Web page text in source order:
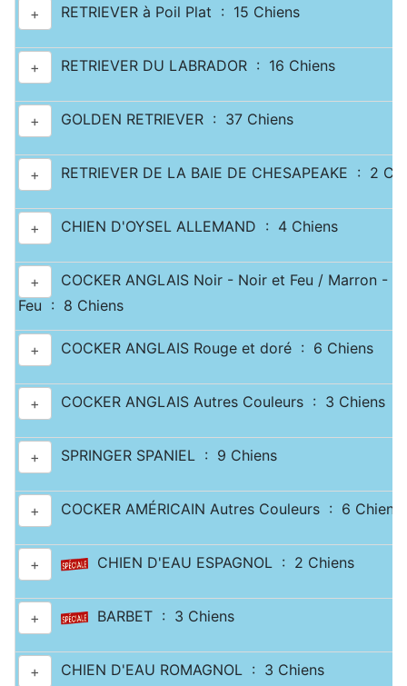
+ RETRIEVER à Poil Plat : 15 Chiens
+ RETRIEVER DU LABRADOR : 16 Chiens
+ GOLDEN RETRIEVER : 37 Chiens
+ RETRIEVER DE LA BAIE DE CHESAPEAKE : 2
+ CHIEN D'OYSEL ALLEMAND : 4 Chiens
+
COCKER ANGLAIS Noir - Noir et Feu / Marron -
Feu : 8 Chiens
+ COCKER ANGLAIS Rouge et doré : 6 Chiens
+ COCKER ANGLAIS Autres Couleurs : 3 Chiens
+ SPRINGER SPANIEL : 9 Chiens
+ COCKER AMÉRICAIN Autres Couleurs : 6 Chiens
+ CHIEN D'EAU ESPAGNOL : 2 Chiens
+ BARBET : 3 Chiens
+ CHIEN D'EAU ROMAGNOL : 3 Chiens